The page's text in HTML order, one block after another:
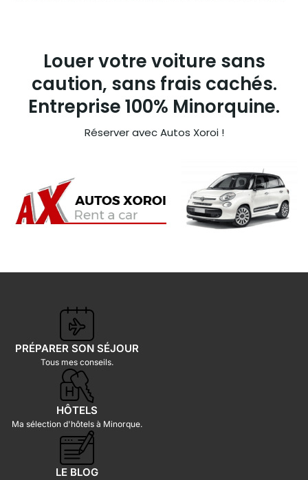
Louer votre voiture sans
caution, sans frais cachés.
Entreprise 100% Minorquine.
Réserver avec Autos Xoroi !
PRÉPARER SON SÉJOUR
Tous mes conseils.
HÔTELS
Ma sélection d'hôtels à Minorque.
LE BLOG